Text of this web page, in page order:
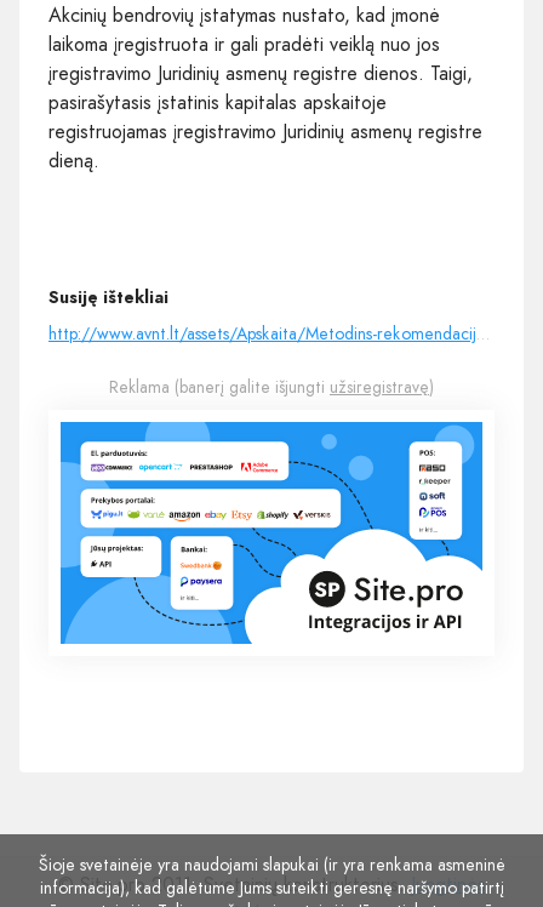
Akcinių bendrovių įstatymas nustato, kad įmonė
laikoma įregistruota ir gali pradėti veiklą nuo jos
įregistravimo Juridinių asmenų registre dienos. Taigi,
pasirašytasis įstatinis kapitalas apskaitoje
registruojamas įregistravimo Juridinių asmenų registre
dieną.
Susiję ištekliai
http://www.avnt.lt/assets/Apskaita/Metodins-rekomendacijos-2020/8-VAS-MR.pdf
Reklama (banerį galite išjungti užsiregistravę)
© Site.pro 2011. Svetainių konstruktorius.Jungtinės
Šioje svetainėje yra naudojami slapukai (ir yra renkama asmeninė
informacija), kad galėtume Jums suteikti geresnę naršymo patirtį